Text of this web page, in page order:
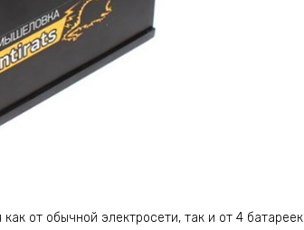
от обычной электросети, так и от 4 батареек